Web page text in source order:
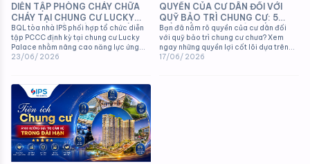
DIỄN TẬP PHÒNG CHÁY CHỮA
CHÁY TẠI CHUNG CƯ LUCKY
PALACE - ĐẢM BẢO AN TOÀN
CHO CƯ DÂN
BQL tòa nhà IPS phối hợp tổ chức diễn
tập PCCC định kỳ tại chung cư Lucky
Palace nhằm nâng cao năng lực ứng
phó thực tế và bảo vệ an toàn tuyệt đối
23/06/ 2026
QUYỀN CỦA CƯ DÂN ĐỐI VỚI
QUỸ BẢO TRÌ CHUNG CƯ: 5
ĐIỀU BẮT BUỘC PHẢI BIẾT
Bạn đã nắm rõ quyền của cư dân đối
với quỹ bảo trì chung cư chưa? Xem
ngay những quyền lợi cốt lõi dựa trên
Luật Nhà ở 2023 để bảo vệ tài sản của
17/06/ 2026